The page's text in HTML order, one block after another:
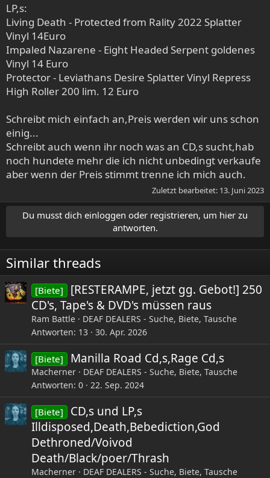
LP,s:
Living Death - Protected from Rality 2022 Splatter
Vinyl 14Euro
Impaled Nazarene - Eight Headed Serpent goldenes
Vinyl 14 Euro
Protector - Leviathans Desire Splatter Vinyl Repress
High Roller 200 lim. 12 Euro
Schreibt mich einfach an,Preis werden wir uns schon
einig...
Schreibt auch wenn ihr noch was an CD,s sucht,hab
noch hundete mehr die ich nicht unbedingt verkaufe
aber wenn der Preis stimmt trenne ich mich auch.
Zuletzt bearbeitet: 13. Juni 2023
Du musst dich einloggen oder registrieren, um hier zu
antworten.
Similar threads
[Biete]
[RESTERAMPE, jetzt gg. Gebot!] 250
CD's, Tape's & DVD's müssen raus
Ram Battle
DEAF DEALERS - Suche, Biete, Tausche
Antworten 13 30. Apr. 2026
[Biete] Manilla Road Cd,s,Rage Cd,s
Macherner
DEAF DEALERS - Suche, Biete, Tausche
Antworten 0 22. Sep. 2024
[Biete]
CD,s und LP,s
Illdisposed,Death,Bebediction,God
Dethroned/Voivod
Death/Black/poer/Thrash
Macherner
DEAF DEALERS - Suche, Biete, Tausche